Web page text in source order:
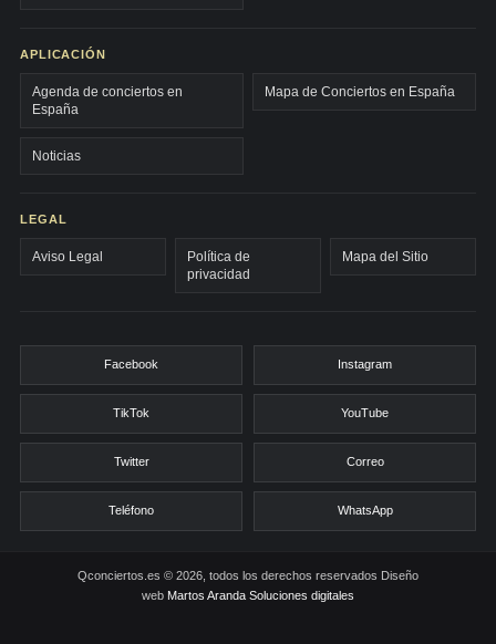
APLICACIÓN
Agenda de conciertos en
España
Mapa de Conciertos en España
Noticias
LEGAL
Aviso Legal
Política de
privacidad
Mapa del Sitio
Facebook Instagram
TikTok YouTube
Twitter Correo
Teléfono WhatsApp
Qconciertos.es © 2026, todos los derechos reservados Diseño
web Martos Aranda Soluciones digitales